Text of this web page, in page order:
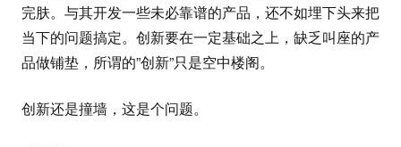
完肤。与其开发一些未必靠谱的产品，还不如埋下头来把
当下的问题搞定。创新要在一定基础之上，缺乏叫座的产
品做铺垫，所谓的”创新”只是空中楼阁。
创新还是撞墙，这是个问题。